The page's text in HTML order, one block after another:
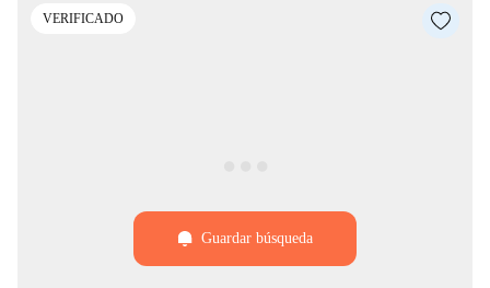
VERIFICADO
Guardar búsqueda